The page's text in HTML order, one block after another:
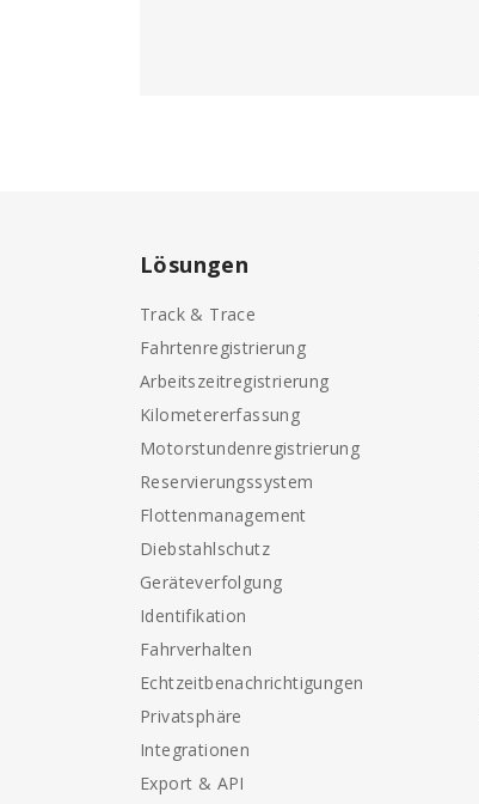
Lösungen
Track & Trace
Fahrtenregistrierung
Arbeitszeitregistrierung
Kilometererfassung
Motorstundenregistrierung
Reservierungssystem
Flottenmanagement
Diebstahlschutz
Geräteverfolgung
Identifikation
Fahrverhalten
Echtzeitbenachrichtigungen
Privatsphäre
Integrationen
Export & API